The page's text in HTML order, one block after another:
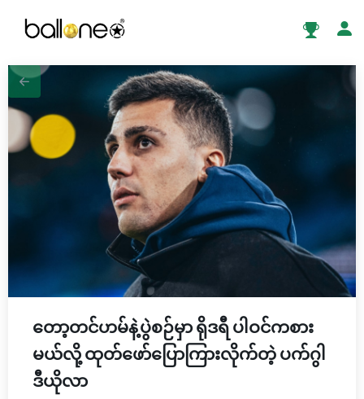
တော့တင်ဟမ်နဲ့ပွဲစဉ်မှာ ရိုဒရီ ပါဝင်ကစား
မယ်လို့ ထုတ်ဖော်ပြောကြားလိုက်တဲ့ ပက်ဂွါ
ဒီယိုလာ